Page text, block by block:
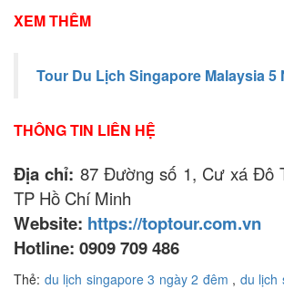
XEM THÊM
Tour Du Lịch Singapore Malaysia 5
THÔNG TIN LIÊN HỆ
Địa chỉ: 87 Đường số 1, Cư xá Đô
TP Hồ Chí Minh
Website: https://toptour.com.vn
Hotline: 0909 709 486
Thẻ: du lịch singapore 3 ngày 2 đêm , du lịch